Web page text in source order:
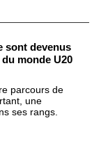
sont devenus
monde U20
parcours de
une
ses rangs.